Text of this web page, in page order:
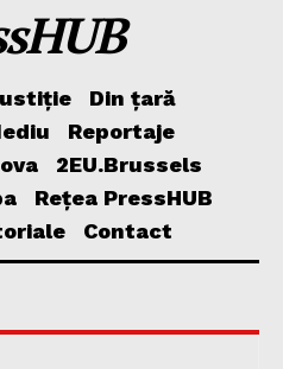
Din țară
Reportaje
2EU.Brussels
Rețea PressHUB
Contact